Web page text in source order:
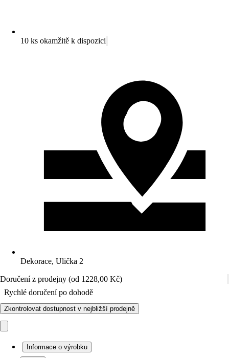
10 ks okamžitě k dispozici
Dekorace, Ulička 2
Doručení z prodejny (od 1228,00 Kč)
Rychlé doručení po dohodě
Zkontrolovat dostupnost v nejbližší prodejně
Informace o výrobku